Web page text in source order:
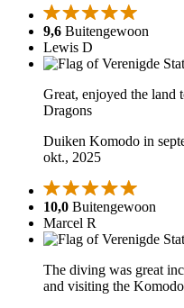
9,6 Buitengewoon
Lewis D
Great, enjoyed the land
Dragons
Duiken Komodo in
okt., 2025
10,0 Buitengewoon
Marcel R
The diving was great
and visiting the